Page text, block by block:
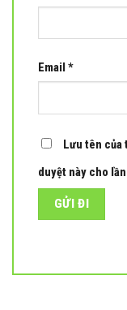
Email *
Lưu tên
duyệt này cho